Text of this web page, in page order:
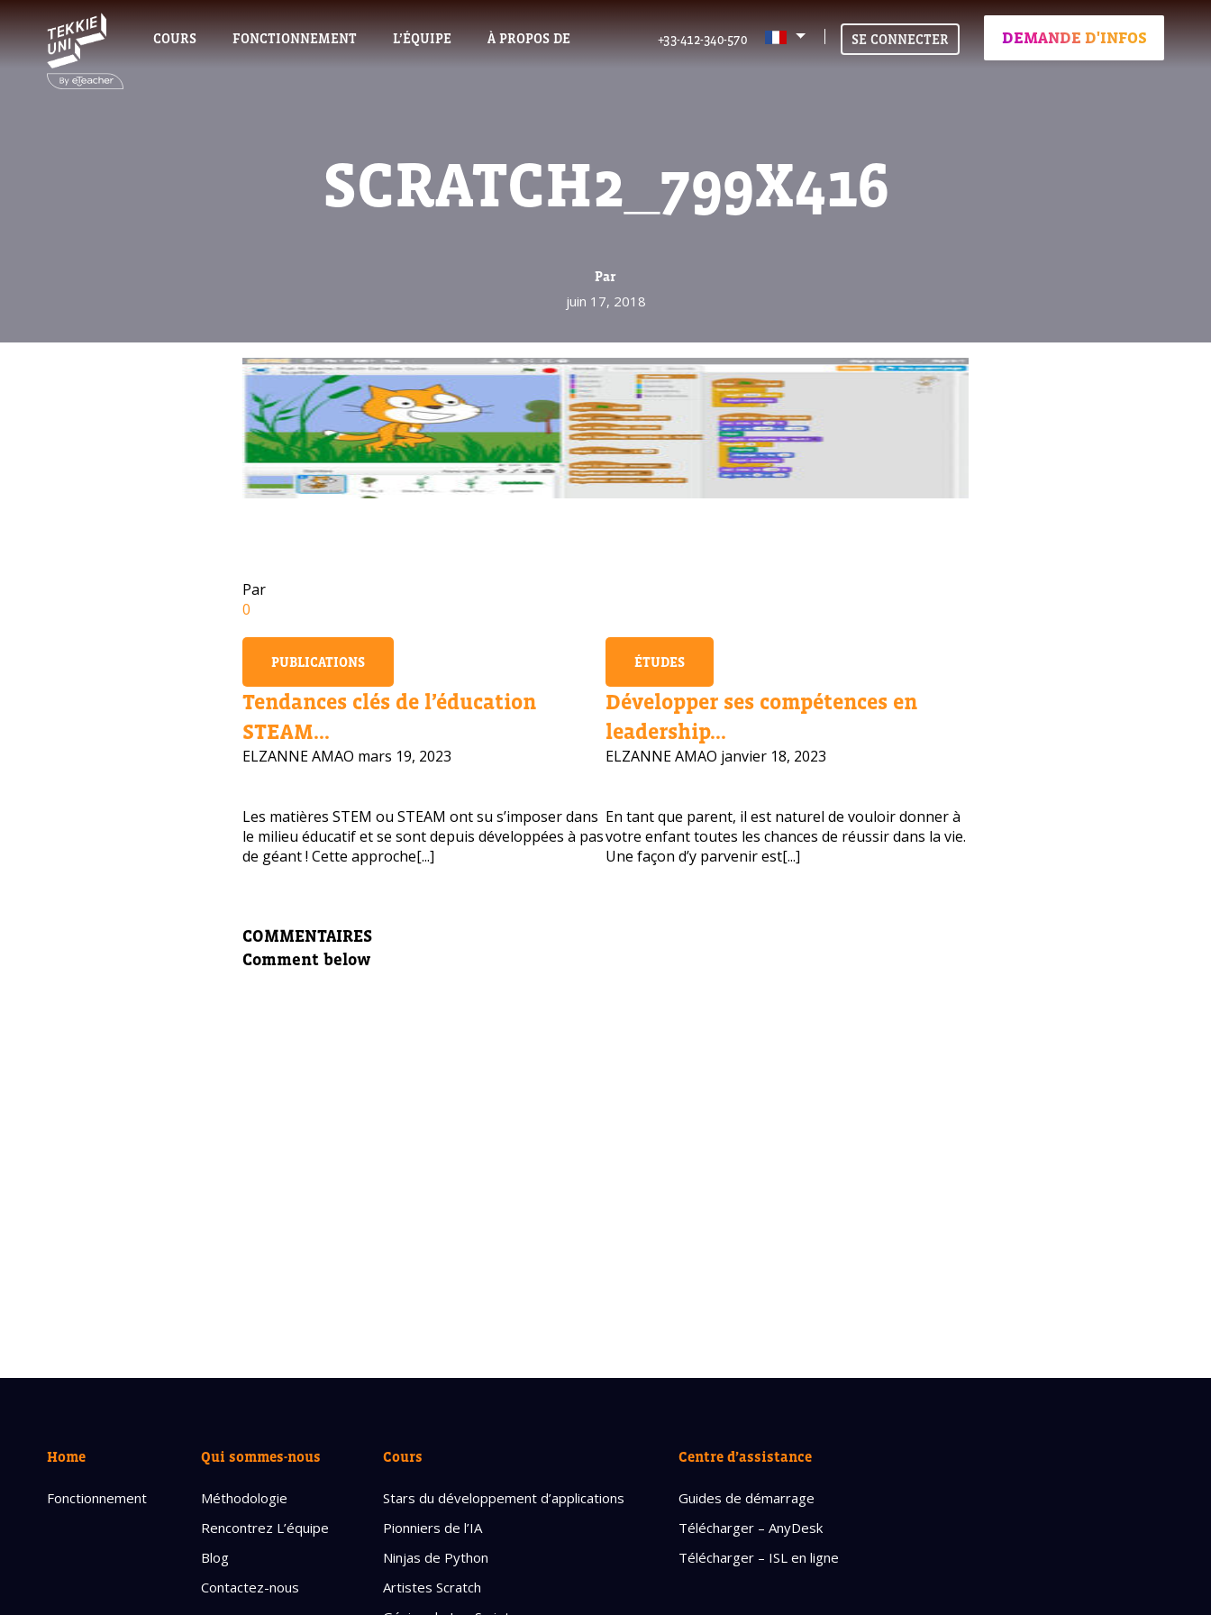
COURS FONCTIONNEMENT L’ÉQUIPE À PROPOS DE DEMANDE D'INFOS
+33-412-340-570 SE CONNECTER
SCRATCH2_799X416
Par
juin 17, 2018
Par
0
PUBLICATIONS
Tendances clés de l’éducation
STEAM...
ELZANNE AMAO mars 19, 2023
Les matières STEM ou STEAM ont su s’imposer dans
le milieu éducatif et se sont depuis développées à pas
de géant ! Cette approche[...]
ÉTUDES
Développer ses compétences en
leadership...
ELZANNE AMAO janvier 18, 2023
En tant que parent, il est naturel de vouloir donner à
votre enfant toutes les chances de réussir dans la vie.
Une façon d’y parvenir est[...]
COMMENTAIRES
Comment below
Home
Fonctionnement
Qui sommes-nous
Méthodologie
Rencontrez L’équipe
Blog
Contactez-nous
Cours
Stars du développement d’applications
Pionniers de l’IA
Ninjas de Python
Artistes Scratch
Centre d’assistance
Guides de démarrage
Télécharger – AnyDesk
Télécharger – ISL en ligne
Avez-vous besoin d'aide pour choisir votre
cours?
Laissez vos coordonnées et nous vous contacterons sous peu.
Nom complet d'un parent